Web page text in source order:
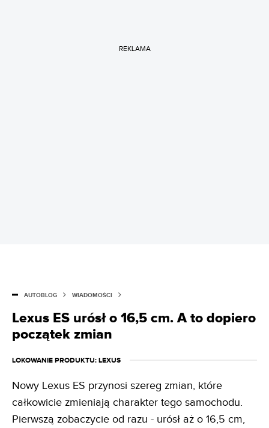
REKLAMA
AUTOBLOG WIADOMOŚCI
Lexus ES urósł o 16,5 cm. A to dopiero
początek zmian
LOKOWANIE PRODUKTU: LEXUS
Nowy Lexus ES przynosi szereg zmian, które
całkowicie zmieniają charakter tego samochodu.
Pierwszą zobaczycie od razu - urósł aż o 16,5 cm,